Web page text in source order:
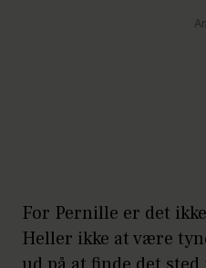
For Pernille er det
Heller ikke at være